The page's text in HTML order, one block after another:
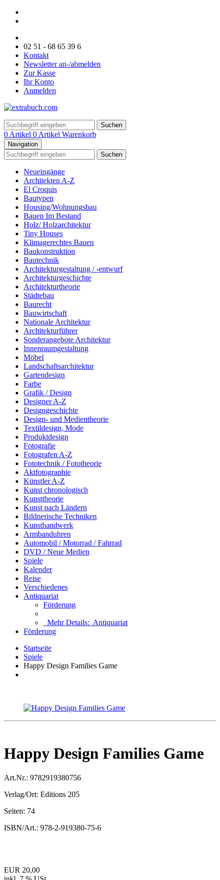
02 51 - 68 65 39 6
Kontakt
Newsletter an-/abmelden
Zur Kasse
Ihr Konto
Anmelden
Suchen
0 Artikel 0 Artikel Warenkorb
Navigation
Suchen
Neueingänge
Architekten A-Z
El Croquis
Bautypen
Housing/Wohnungsbau
Bauen Im Bestand
Holz/ Holzarchitektur
Tiny Houses
Klimagerechtes Bauen
Baukonstruktion
Bautechnik
Architekturgestaltung / -entwurf
Architekturgeschichte
Architekturtheorie
Städtebau
Baurecht
Bauwirtschaft
Nationale Architektur
Architekturführer
Sonderangebote Architektur
Innenraumgestaltung
Möbel
Landschaftsarchitektur
Gartendesign
Farbe
Grafik / Design
Designer A-Z
Designgeschichte
Design- und Medientheorie
Textildesign, Mode
Produktdesign
Fotografie
Fotografen A-Z
Fototechnik / Fototheorie
Aktfotographie
Künstler A-Z
Kunst chronologisch
Kunsttheorie
Kunst nach Ländern
Bildnerische Techniken
Kunsthandwerk
Armbanduhren
Automobil / Motorrad / Fahrrad
DVD / Neue Medien
Spiele
Kalender
Reise
Verschiedenes
Antiquariat
Förderung
Mehr Details: Antiquariat
Förderung
Startseite
Spiele
Happy Design Families Game
Happy Design Families Game
Art.Nr.: 9782919380756
Verlag/Ort: Editions 205
Seiten: 74
ISBN/Art.: 978-2-919380-75-6
EUR 20,00